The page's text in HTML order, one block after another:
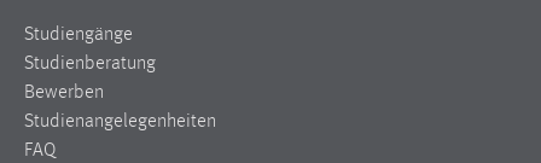
Studiengänge
Studienberatung
Bewerben
Studienangelegenheiten
FAQ